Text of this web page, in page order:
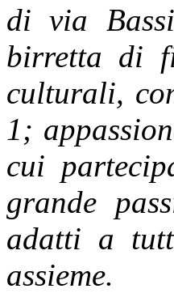
di via
birretta di
culturali,
1;
cui
grande
adatti a
assieme.